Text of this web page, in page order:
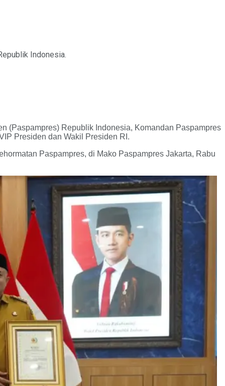
Indonesia.
(Paspampres) Republik Indonesia, Komandan Paspampres
Presiden dan Wakil Presiden RI.
Paspampres, di Mako Paspampres Jakarta, Rabu